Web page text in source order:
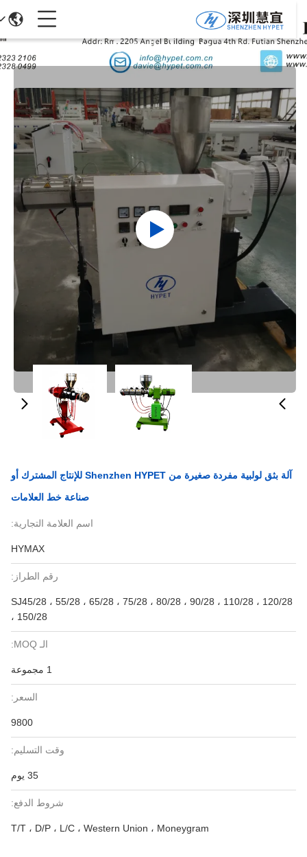
تفاصيل المنتجات
آلة بثق لولبية مفردة صغيرة من Shenzhen HYPET للإنتاج المشترك أو
صناعة خط العلامات
اسم العلامة التجارية:
HYMAX
رقم الطراز:
SJ45/28 ، 55/28 ، 65/28 ، 75/28 ، 80/28 ، 90/28 ، 110/28 ، 120/28
، 150/28
الـ MOQ:
السعر:
9800
وقت التسليم:
35 يوم
شروط الدفع:
T/T ، D/P ، L/C ، Western Union ، Moneygram